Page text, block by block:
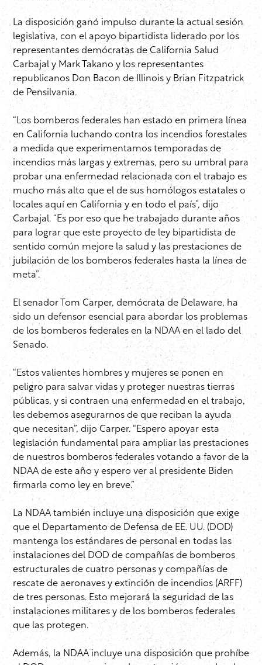
La disposición ganó impulso durante la actual sesión
legislativa, con el apoyo bipartidista liderado por los
representantes demócratas de California Salud
Carbajal y Mark Takano y los representantes
republicanos Don Bacon de Illinois y Brian Fitzpatrick
de Pensilvania.
“Los bomberos federales han estado en primera línea
en California luchando contra los incendios forestales
a medida que experimentamos temporadas de
incendios más largas y extremas, pero su umbral para
probar una enfermedad relacionada con el trabajo es
mucho más alto que el de sus homólogos estatales o
locales aquí en California y en todo el país”, dijo
Carbajal. “Es por eso que he trabajado durante años
para lograr que este proyecto de ley bipartidista de
sentido común mejore la salud y las prestaciones de
jubilación de los bomberos federales hasta la línea de
meta”.
El senador Tom Carper, demócrata de Delaware, ha
sido un defensor esencial para abordar los problemas
de los bomberos federales en la NDAA en el lado del
Senado.
“Estos valientes hombres y mujeres se ponen en
peligro para salvar vidas y proteger nuestras tierras
públicas, y si contraen una enfermedad en el trabajo,
les debemos asegurarnos de que reciban la ayuda
que necesitan”, dijo Carper. “Espero apoyar esta
legislación fundamental para ampliar las prestaciones
de nuestros bomberos federales votando a favor de la
NDAA de este año y espero ver al presidente Biden
firmarla como ley en breve.”
La NDAA también incluye una disposición que exige
que el Departamento de Defensa de EE. UU. (DOD)
mantenga los estándares de personal en todas las
instalaciones del DOD de compañías de bomberos
estructurales de cuatro personas y compañías de
rescate de aeronaves y extinción de incendios (ARFF)
de tres personas. Esto mejorará la seguridad de las
instalaciones militares y de los bomberos federales
que las protegen.
Además, la NDAA incluye una disposición que prohíbe